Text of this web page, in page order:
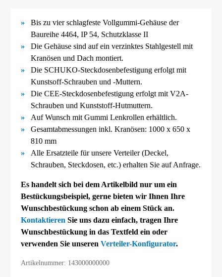
Bis zu vier schlagfeste Vollgummi-Gehäuse der
Baureihe 4464, IP 54, Schutzklasse II
Die Gehäuse sind auf einverzinktes Stahlgestell mit
Kranösen und Dach montiert.
Die SCHUKO-Steckdosenbefestigung erfolgt mit
Kunstsoff-Schrauben und -Muttern.
Die CEE-Steckdosenbefestigung erfolgt mit V2A-
Schrauben und Kunststoff-Hutmuttern.
Auf Wunsch mit Gummi Lenkrollen erhältlich.
Gesamtabmessungen inkl. Kranösen: 1000 x 650 x
810 mm
Alle Ersatzteile für unsere Verteiler (Deckel,
Schrauben, Steckdosen, etc.) erhalten Sie auf Anfrage.
Es handelt sich bei dem Artikelbild nur um ein
Bestückungsbeispiel, gerne bieten wir Ihnen Ihre
Wunschbestückung schon ab einem Stück an.
Kontaktieren Sie uns dazu einfach, tragen Ihre
Wunschbestückung in das Textfeld ein oder
verwenden Sie unserenVerteiler-Konfigurator.
Artikelnummer: 143000000000